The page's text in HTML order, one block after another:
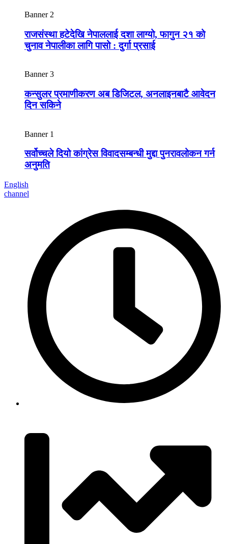
Banner 2
राजसंस्था हटेदेखि नेपाललाई दशा लाग्यो, फागुन २१ को
चुनाव नेपालीका लागि पासो : दुर्गा प्रसाई
Banner 3
कन्सुलर प्रमाणीकरण अब डिजिटल, अनलाइनबाटै आवेदन
दिन सकिने
Banner 1
सर्वोच्चले दियो कांग्रेस विवादसम्बन्धी मुद्दा पुनरावलोकन गर्न
अनुमति
English
channel